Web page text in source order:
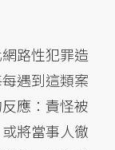
路性犯罪造
遇到這類案
應：責怪被
將當事人徹